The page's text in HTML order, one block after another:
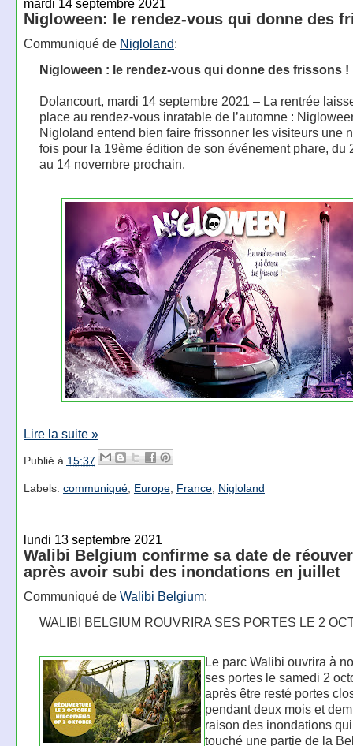
mardi 14 septembre 2021
Nigloween: le rendez-vous qui donne des
Communiqué de Nigloland:
Nigloween : le rendez-vous qui donne des frissons !
Dolancourt, mardi 14 septembre 2021 – La rentrée
place au rendez-vous inratable de l’automne :
Nigloland entend bien faire frissonner les visiteurs une
fois pour la 19ème édition de son événement phare, du
au 14 novembre prochain.
Lire la suite »
Publié à 15:37
Labels: communiqué, Europe, France, Nigloland
lundi 13 septembre 2021
Walibi Belgium confirme sa date de
après avoir subi des inondations en juillet
Communiqué de Walibi Belgium:
WALIBI BELGIUM ROUVRIRA SES PORTES LE 2
Le parc Walibi ouvrira à
ses portes le samedi 2
après être resté portes
pendant deux mois et
raison des inondations
touché une partie de la